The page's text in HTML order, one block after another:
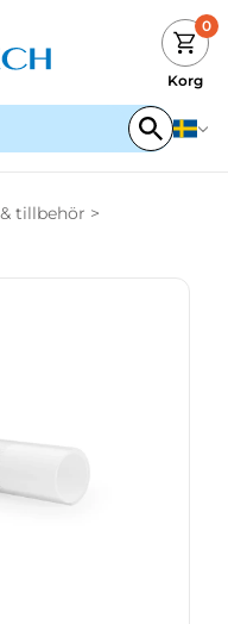
0
Korg
tillbehör >